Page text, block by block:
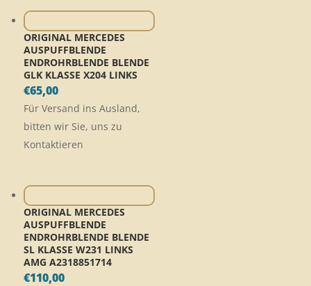
ORIGINAL MERCEDES
AUSPUFFBLENDE
ENDROHRBLENDE BLENDE
GLK KLASSE X204 LINKS
€65,00
Für Versand ins Ausland,
bitten wir Sie, uns zu
Kontaktieren
ORIGINAL MERCEDES
AUSPUFFBLENDE
ENDROHRBLENDE BLENDE
SL KLASSE W231 LINKS
AMG A2318851714
€110,00